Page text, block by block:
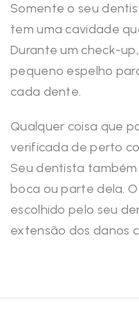
Somente o seu
tem uma cavidade
Durante um check-
pequeno espelho
cada dente.
Qualquer coisa que
verificada de perto
Seu dentista
boca ou parte dela.
escolhido pelo seu
extensão dos danos